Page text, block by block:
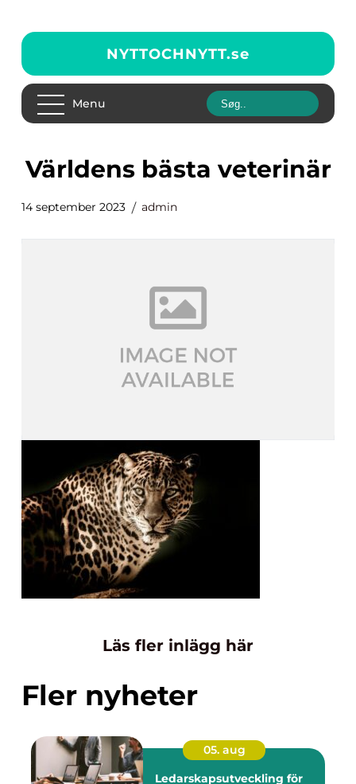
NYTTOCHNYTT.se
Menu
världens bästa veterinär
14 september 2023 admin
Läs fler inlägg här
Fler nyheter
05. aug
Ledarskapsutveckling för